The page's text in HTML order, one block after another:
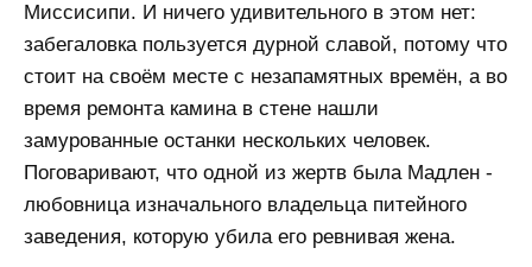
Миссисипи. И ничего удивительного в этом нет:
забегаловка пользуется дурной славой, потому что
стоит на своём месте с незапамятных времён, а во
время ремонта камина в стене нашли
замурованные останки нескольких человек.
Поговаривают, что одной из жертв была Мадлен -
любовница изначального владельца питейного
заведения, которую убила его ревнивая жена.